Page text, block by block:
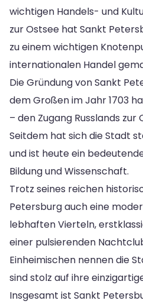
wichtigen Handels- und
zur Ostsee hat Sankt
zu einem wichtigen
internationalen Handel
Die Gründung von Sankt
dem Großen im Jahr 1703
– den Zugang Russlands zur
Seitdem hat sich die Stadt
und ist heute ein
Bildung und Wissenschaft.
Trotz seines reichen
Petersburg auch eine
lebhaften Vierteln,
einer pulsierenden
Einheimischen nennen die
sind stolz auf ihre
Insgesamt ist Sankt